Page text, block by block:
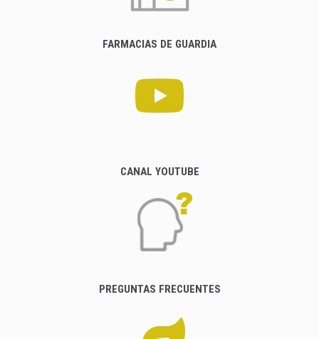
FARMACIAS DE GUARDIA
CANAL YOUTUBE
PREGUNTAS FRECUENTES